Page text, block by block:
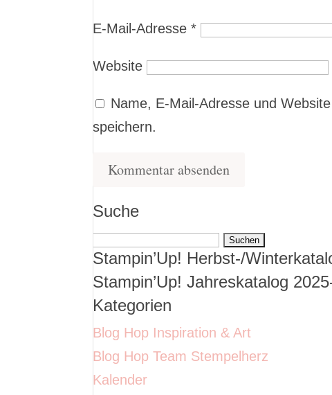
E-Mail-Adresse*
Website
Name, E-Mail-Adresse und
speichern.
Suche
Suchen
nach:
Stampin’Up! Herbst-/
Stampin’Up! Jahreskatalog
Kategorien
Blog Hop Inspiration & Art
Blog Hop Team Stempelherz
Kalender